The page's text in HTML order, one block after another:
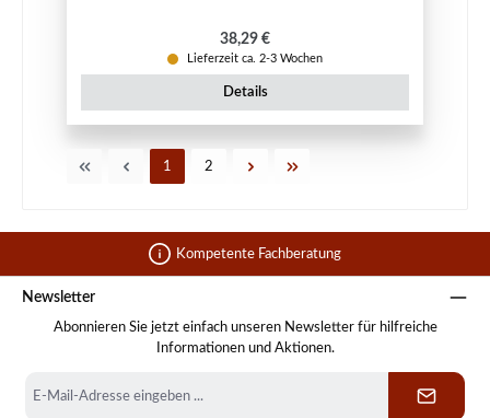
Regulärer Preis:
38,29 €
Lieferzeit ca. 2-3 Wochen
Details
Seite
1 Seite
2
Kompetente Fachberatung
Newsletter
Abonnieren Sie jetzt einfach unseren Newsletter für hilfreiche
Informationen und Aktionen.
Mail-